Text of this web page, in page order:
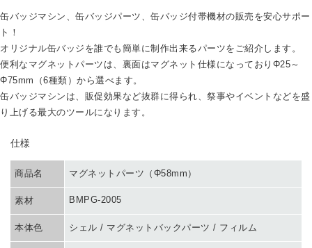
缶バッジマシン、缶バッジパーツ、缶バッジ付帯機材の販売を安心サポー
ト！
オリジナル缶バッジを誰でも簡単に制作出来るパーツをご紹介します。
便利なマグネットパーツは、裏面はマグネット仕様になっておりΦ25～
Φ75mm（6種類）から選べます。
缶バッジマシンは、販促効果など抜群に得られ、祭事やイベントなどを盛
り上げる最大のツールになります。
仕様
商品名 マグネットパーツ（Φ58mm）
素材 BMPG-2005
本体色 シェル / マグネットバックパーツ / フィルム